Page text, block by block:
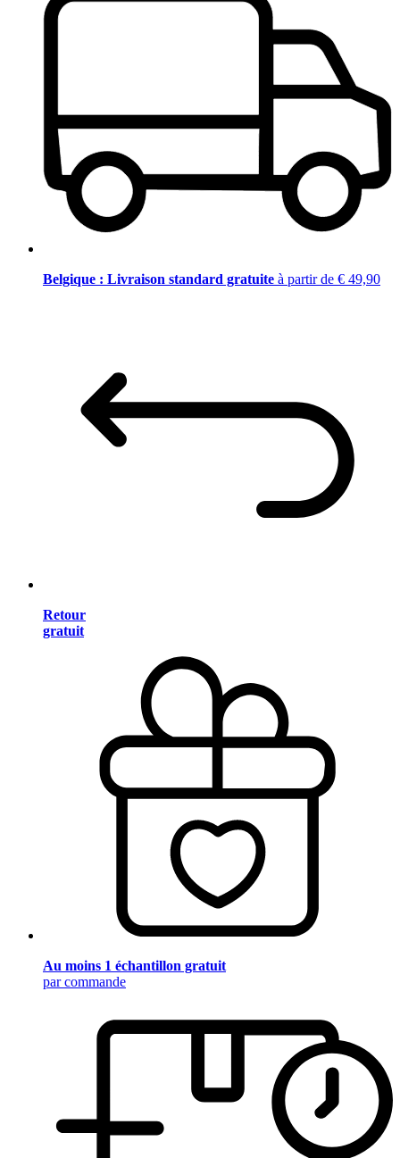
Belgique : Livraison standard gratuite à partir de € 49,90
Retour
gratuit
Au moins 1 échantillon gratuit
par commande